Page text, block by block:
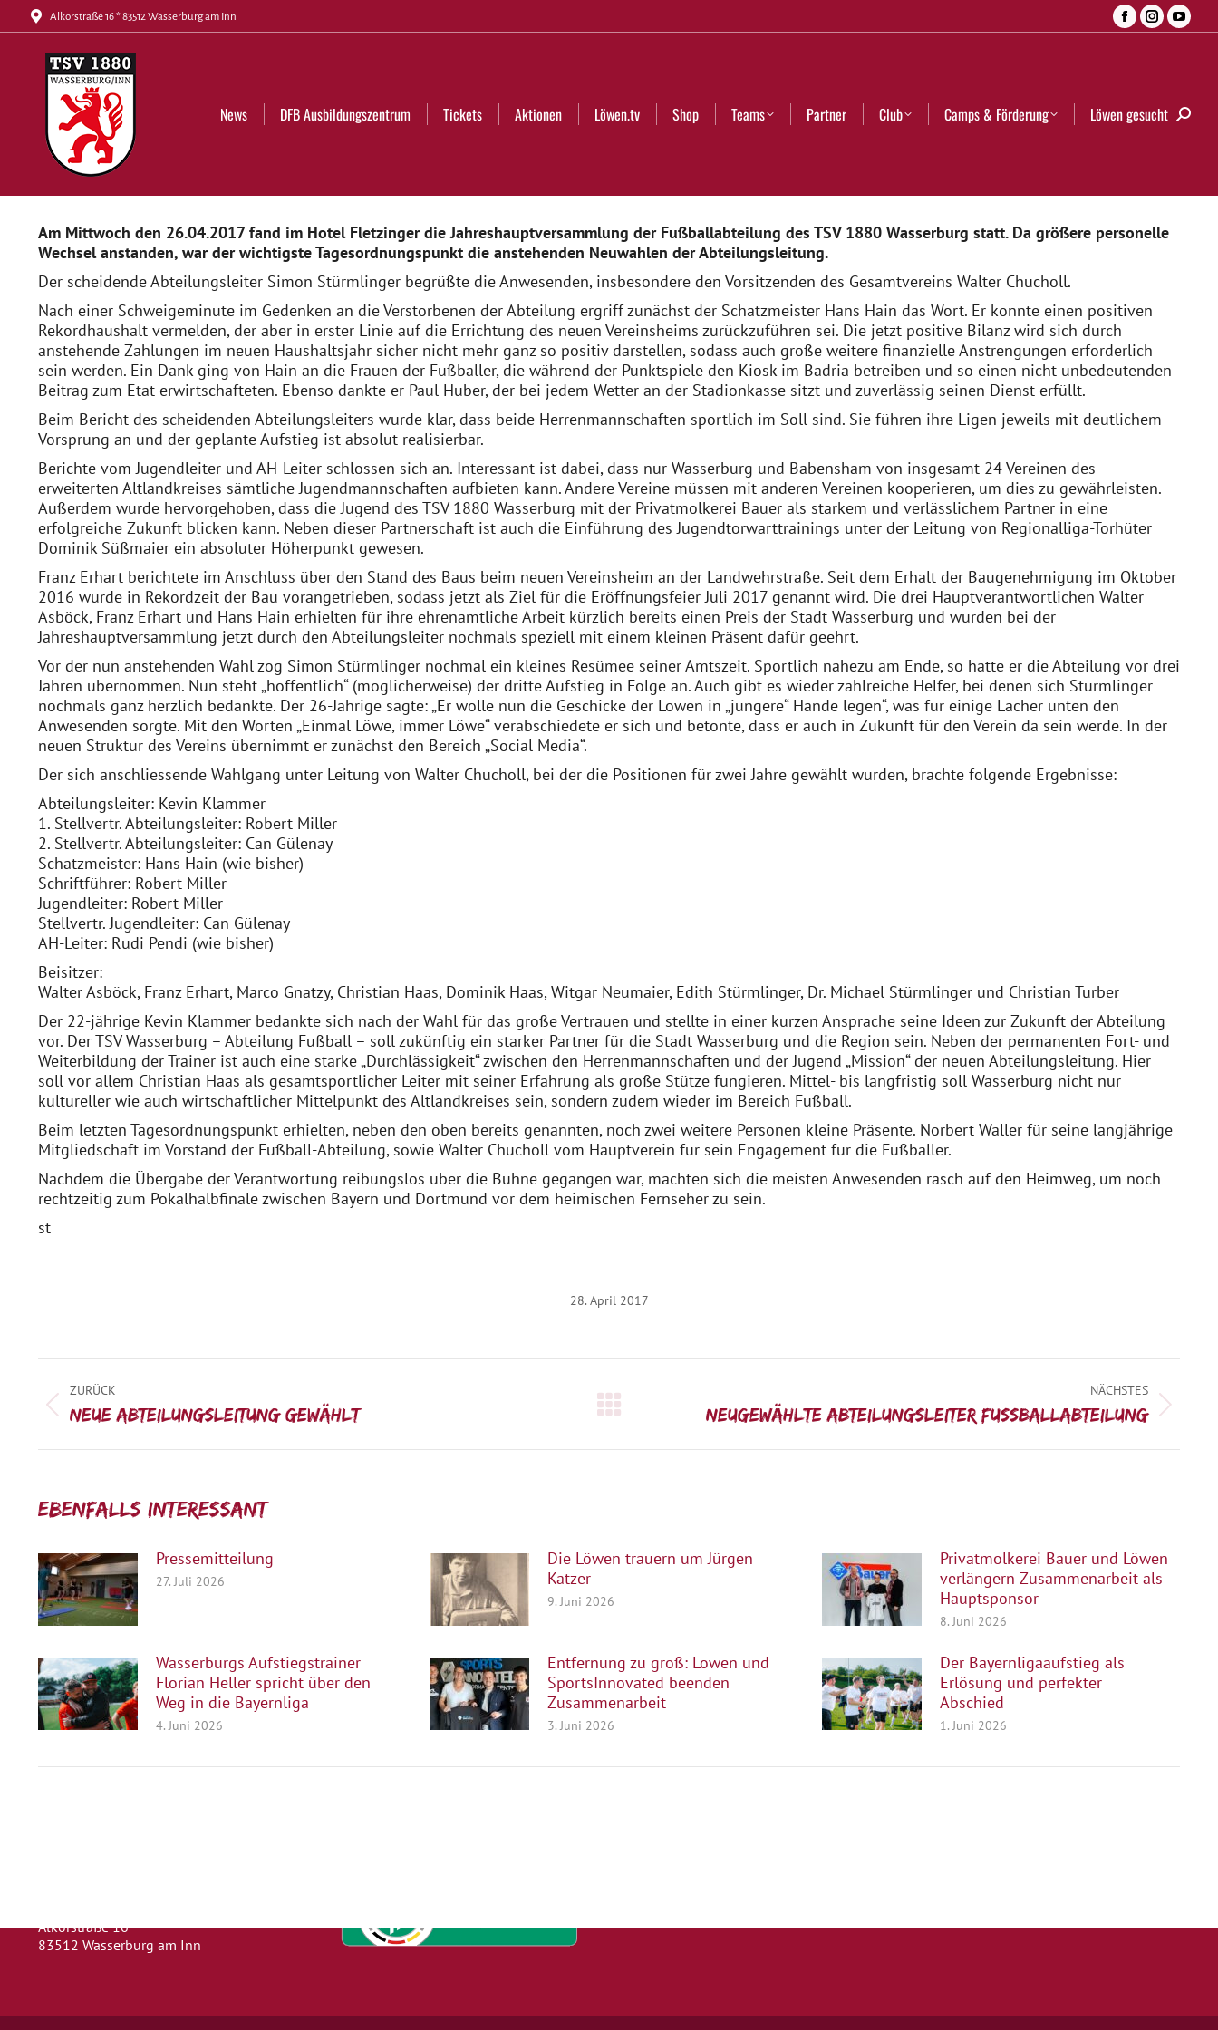
Alkorstraße 16 * 83512 Wasserburg am Inn
Facebook
newnewnew
News DFB Ausbildungszentrum Tickets Aktionen Löwen.tv Shop Teams Partner Club Camps & Förderung Löwen gesucht
Am Mittwoch den 26.04.2017 fand im Hotel Fletzinger die Jahreshauptversammlung der Fußballabteilung des TSV 1880 Wasserburg statt. Da größere personelle
Wechsel anstanden, war der wichtigste Tagesordnungspunkt die anstehenden Neuwahlen der Abteilungsleitung.
Der scheidende Abteilungsleiter Simon Stürmlinger begrüßte die Anwesenden, insbesondere den Vorsitzenden des Gesamtvereins Walter Chucholl.
Nach einer Schweigeminute im Gedenken an die Verstorbenen der Abteilung ergriff zunächst der Schatzmeister Hans Hain das Wort. Er konnte einen positiven
Rekordhaushalt vermelden, der aber in erster Linie auf die Errichtung des neuen Vereinsheims zurückzuführen sei. Die jetzt positive Bilanz wird sich durch
anstehende Zahlungen im neuen Haushaltsjahr sicher nicht mehr ganz so positiv darstellen, sodass auch große weitere finanzielle Anstrengungen erforderlich
sein werden. Ein Dank ging von Hain an die Frauen der Fußballer, die während der Punktspiele den Kiosk im Badria betreiben und so einen nicht unbedeutenden
Beitrag zum Etat erwirtschafteten. Ebenso dankte er Paul Huber, der bei jedem Wetter an der Stadionkasse sitzt und zuverlässig seinen Dienst erfüllt.
Beim Bericht des scheidenden Abteilungsleiters wurde klar, dass beide Herrenmannschaften sportlich im Soll sind. Sie führen ihre Ligen jeweils mit deutlichem
Vorsprung an und der geplante Aufstieg ist absolut realisierbar.
Berichte vom Jugendleiter und AH-Leiter schlossen sich an. Interessant ist dabei, dass nur Wasserburg und Babensham von insgesamt 24 Vereinen des
erweiterten Altlandkreises sämtliche Jugendmannschaften aufbieten kann. Andere Vereine müssen mit anderen Vereinen kooperieren, um dies zu gewährleisten.
Außerdem wurde hervorgehoben, dass die Jugend des TSV 1880 Wasserburg mit der Privatmolkerei Bauer als starkem und verlässlichem Partner in eine
erfolgreiche Zukunft blicken kann. Neben dieser Partnerschaft ist auch die Einführung des Jugendtorwarttrainings unter der Leitung von Regionalliga-Torhüter
Dominik Süßmaier ein absoluter Höherpunkt gewesen.
Franz Erhart berichtete im Anschluss über den Stand des Baus beim neuen Vereinsheim an der Landwehrstraße. Seit dem Erhalt der Baugenehmigung im Oktober
2016 wurde in Rekordzeit der Bau vorangetrieben, sodass jetzt als Ziel für die Eröffnungsfeier Juli 2017 genannt wird. Die drei Hauptverantwortlichen Walter
Asböck, Franz Erhart und Hans Hain erhielten für ihre ehrenamtliche Arbeit kürzlich bereits einen Preis der Stadt Wasserburg und wurden bei der
Jahreshauptversammlung jetzt durch den Abteilungsleiter nochmals speziell mit einem kleinen Präsent dafür geehrt.
Vor der nun anstehenden Wahl zog Simon Stürmlinger nochmal ein kleines Resümee seiner Amtszeit. Sportlich nahezu am Ende, so hatte er die Abteilung vor drei
Jahren übernommen. Nun steht „hoffentlich“ (möglicherweise) der dritte Aufstieg in Folge an. Auch gibt es wieder zahlreiche Helfer, bei denen sich Stürmlinger
nochmals ganz herzlich bedankte. Der 26-Jährige sagte: „Er wolle nun die Geschicke der Löwen in „jüngere“ Hände legen“, was für einige Lacher unten den
Anwesenden sorgte. Mit den Worten „Einmal Löwe, immer Löwe“ verabschiedete er sich und betonte, dass er auch in Zukunft für den Verein da sein werde. In der
neuen Struktur des Vereins übernimmt er zunächst den Bereich „Social Media“.
Der sich anschliessende Wahlgang unter Leitung von Walter Chucholl, bei der die Positionen für zwei Jahre gewählt wurden, brachte folgende Ergebnisse:
Abteilungsleiter: Kevin Klammer
1. Stellvertr. Abteilungsleiter: Robert Miller
2. Stellvertr. Abteilungsleiter: Can Gülenay
Schatzmeister: Hans Hain (wie bisher)
Schriftführer: Robert Miller
Jugendleiter: Robert Miller
Stellvertr. Jugendleiter: Can Gülenay
AH-Leiter: Rudi Pendi (wie bisher)
Beisitzer:
Walter Asböck, Franz Erhart, Marco Gnatzy, Christian Haas, Dominik Haas, Witgar Neumaier, Edith Stürmlinger, Dr. Michael Stürmlinger und Christian Turber
Der 22-jährige Kevin Klammer bedankte sich nach der Wahl für das große Vertrauen und stellte in einer kurzen Ansprache seine Ideen zur Zukunft der Abteilung
vor. Der TSV Wasserburg – Abteilung Fußball – soll zukünftig ein starker Partner für die Stadt Wasserburg und die Region sein. Neben der permanenten Fort- und
Weiterbildung der Trainer ist auch eine starke „Durchlässigkeit“ zwischen den Herrenmannschaften und der Jugend „Mission“ der neuen Abteilungsleitung. Hier
soll vor allem Christian Haas als gesamtsportlicher Leiter mit seiner Erfahrung als große Stütze fungieren. Mittel- bis langfristig soll Wasserburg nicht nur
kultureller wie auch wirtschaftlicher Mittelpunkt des Altlandkreises sein, sondern zudem wieder im Bereich Fußball.
Beim letzten Tagesordnungspunkt erhielten, neben den oben bereits genannten, noch zwei weitere Personen kleine Präsente. Norbert Waller für seine langjährige
Mitgliedschaft im Vorstand der Fußball-Abteilung, sowie Walter Chucholl vom Hauptverein für sein Engagement für die Fußballer.
Nachdem die Übergabe der Verantwortung reibungslos über die Bühne gegangen war, machten sich die meisten Anwesenden rasch auf den Heimweg, um noch
rechtzeitig zum Pokalhalbfinale zwischen Bayern und Dortmund vor dem heimischen Fernseher zu sein.
st
28. April 2017
ZURÜCK
Vorheriger
Neue Abteilungsleitung gewählt
NÄCHSTES
NächsterNeugewählte Abteilungsleiter Fussballabteilung
Ebenfalls interessant:
Pressemitteilung
27. Juli 2026
Die Löwen trauern um Jürgen
Katzer
9. Juni 2026
Privatmolkerei Bauer und Löwen
verlängern Zusammenarbeit als
Hauptsponsor
8. Juni 2026
Wasserburgs Aufstiegstrainer
Florian Heller spricht über den
Weg in die Bayernliga
4. Juni 2026
Entfernung zu groß: Löwen und
SportsInnovated beenden
Zusammenarbeit
3. Juni 2026
Der Bayernligaaufstieg als
Erlösung und perfekter
Abschied
1. Juni 2026
Alkorstraße 16
83512 Wasserburg am Inn
News DFB Ausbildungszentrum Tickets Aktionen Löwen.tv Shop Teams Partner Club Camps & Förderung Löwen gesucht Search: